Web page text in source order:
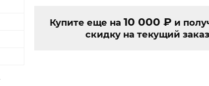
Купите еще на 10 000 ₽ и
скидку на текущий